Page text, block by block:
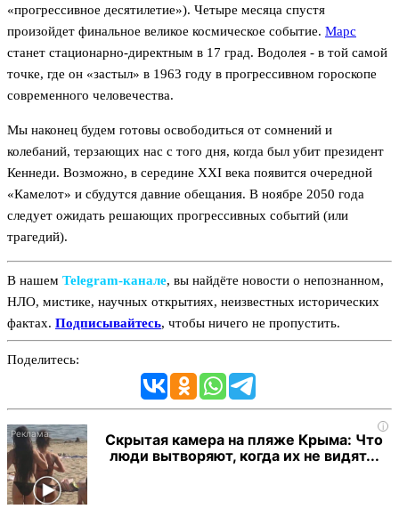
«прогрессивное десятилетие»). Четыре месяца спустя
произойдет финальное великое космическое событие. Марс
станет стационарно-директным в 17 град. Водолея - в той самой
точке, где он «застыл» в 1963 году в прогрессивном гороскопе
современного человечества.
Мы наконец будем готовы освободиться от сомнений и
колебаний, терзающих нас с того дня, когда был убит президент
Кеннеди. Возможно, в середине XXI века появится очередной
«Камелот» и сбудутся давние обещания. В ноябре 2050 года
следует ожидать решающих прогрессивных событий (или
трагедий).
В нашем Telegram‑канале, вы найдёте новости о непознанном,
НЛО, мистике, научных открытиях, неизвестных исторических
фактах. Подписывайтесь, чтобы ничего не пропустить.
Поделитесь:
i
Скрытая камера на пляже Крыма: Что
люди вытворяют, когда их не видят...